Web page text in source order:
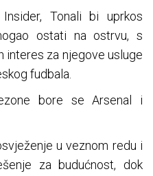
Tonali bi uprkos
ostati na ostrvu, s
interes za njegove usluge
fudbala.
bore se Arsenal i
u veznom redu i
za budućnost, dok